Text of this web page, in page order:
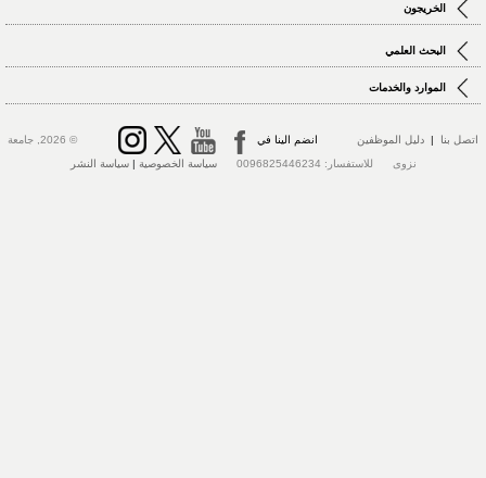
الخريجون
البحث العلمي
الموارد والخدمات
بنا | دليل الموظفين انضم الينا في
© 2026, جامعة
نزوى للاستفسار: 0096825446234
سياسة الخصوصية|سياسة النشر